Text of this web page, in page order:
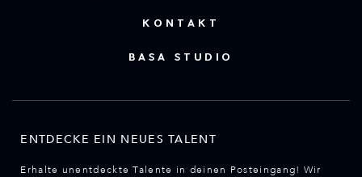
KONTAKT
BASA STUDIO
ENTDECKE EIN NEUES TALENT
Erhalte unentdeckte Talente in deinen Posteingang! Wir